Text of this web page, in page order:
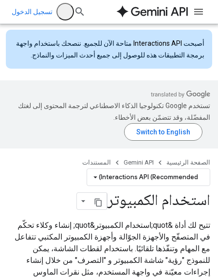
تسجيل الدخول
أصبحت Interactions API متاحة الآن للجميع. ننصحك باستخدام واجهة
برمجة التطبيقات هذه للوصول إلى جميع أحدث الميزات والنماذج.
تستخدم Google تكنولوجيا الذكاء الاصطناعي لترجمة المحتوى إلى لغتك
المفضّلة، وقد تتضمّن بعض الأخطاء.
الصفحة الرئيسية Gemini API المستندات
Interactions API (Recommended)
استخدام الكمبيوتر
تتيح لك أداة &quot;استخدام الكمبيوتر&quot; إنشاء وكلاء تحكّم
في المتصفّح والأجهزة الجوّالة وأجهزة الكمبيوتر المكتبي تتفاعل
مع المهام وتنفّذها تلقائيًا. باستخدام لقطات الشاشة، يمكن
للنموذج "رؤية" شاشة الكمبيوتر و "التصرف" من خلال إنشاء
إجراءات معيّنة في واجهة المستخدم، مثل نقرات الماوس